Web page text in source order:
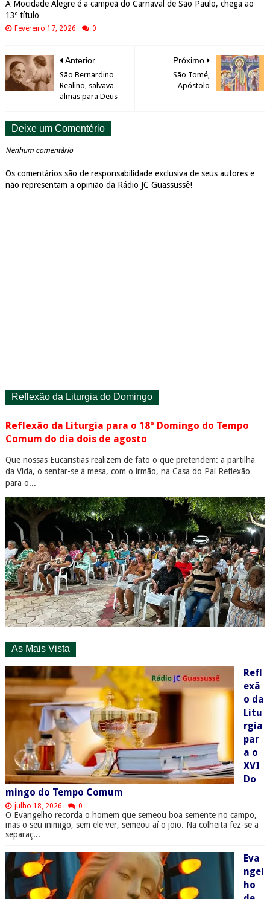
A Mocidade Alegre é a campeã do Carnaval de São Paulo, chega ao
13º título
Fevereiro 17, 2026 0
Próximo
São Tomé,
Apóstolo
Anterior
São Bernardino
Realino, salvava
almas para Deus
Deixe um Comentério
Nenhum comentário
Os comentários são de responsabilidade exclusiva de seus autores e
não representam a opinião da Rádio JC Guassussê!
Reflexão da Liturgia do Domingo
Reflexão da Liturgia para o 18º Domingo do Tempo
Comum do dia dois de agosto
Que nossas Eucaristias realizem de fato o que pretendem: a partilha
da Vida, o sentar-se à mesa, com o irmão, na Casa do Pai Reflexão
para o...
As Mais Vista
Refl
exã
o da
Litu
rgia
par
a o
XVI
Do
mingo do Tempo Comum
julho 18, 2026 0
O Evangelho recorda o homem que semeou boa semente no campo,
mas o seu inimigo, sem ele ver, semeou aí o joio. Na colheita fez-se a
separaç...
Eva
ngel
ho